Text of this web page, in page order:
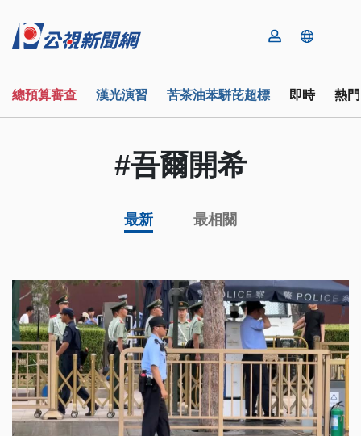
總預算審查 漢光演習 苦茶油苯駢芘超標 即時 熱
#吾爾開希
最新 最相關